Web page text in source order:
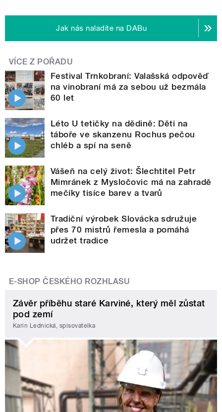
Jak nás naladíte na DABu
VÍCE Z POŘADU
Festival Trnkobraní: Valašská odpověď
na vinobraní má za sebou už bezmála
60 let
Léto U tetičky na dědině: Děti na
táboře ve skanzenu Rochus pečou
chléb a spí na seně
Vášeň na celý život: Šlechtitel Petr
Mimránek z Mysločovic má na zahradě
mečíky tisíce barev a tvarů
Tradiční výrobek Slovácka sdružuje
přes 70 mistrů řemesla a pomáhá
udržet tradice
E-SHOP ČESKÉHO ROZHLASU
Závěr příběhu staré Karviné, který měl zůstat
pod zemí
Karin Lednická, spisovatelka